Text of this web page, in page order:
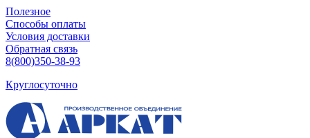
Полезное
Способы оплаты
Условия доставки
Обратная связь
8(800)350-38-93
Круглосуточно